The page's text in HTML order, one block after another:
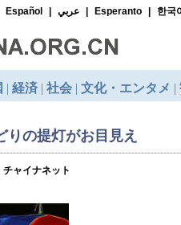
の提灯がお目見え
チャイナネット